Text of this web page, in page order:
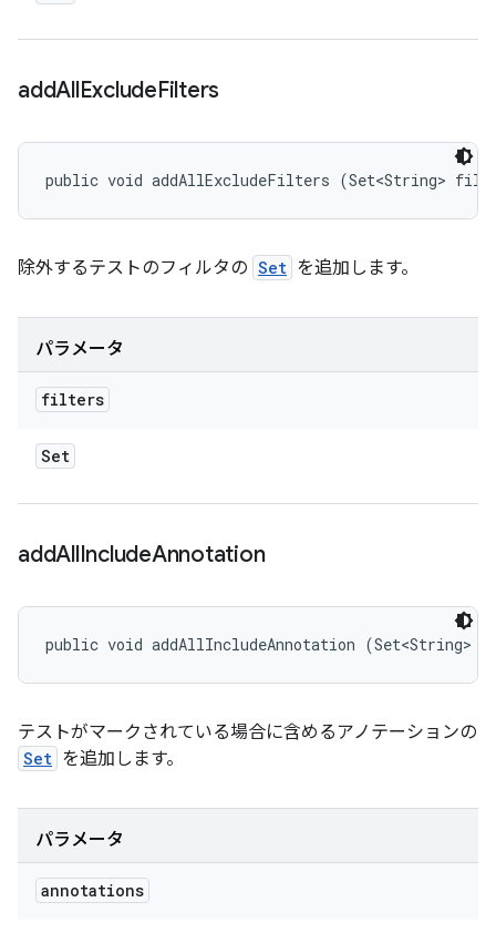
addAllExcludeFilters
public void addAllExcludeFilters (Set<String>
除外するテストのフィルタの Set を追加します。
パラメータ
filters
Set
addAllIncludeAnnotation
public void addAllIncludeAnnotation (Set<String>
テストがマークされている場合に含めるアノテーションの
Set を追加します。
パラメータ
annotations